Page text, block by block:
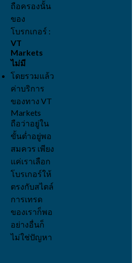
ถือครองนั้น
ของ
โบรกเกอร์ :
VT
Markets
ไม่มี
โดยรวมแล้ว
ค่าบริการ
ของทาง VT
Markets
ถือว่าอยู่ใน
ขั้นต่ำอยู่พอ
สมควร เพียง
แค่เราเลือก
โบรเกอร์ให้
ตรงกับสไตล์
การเทรด
ของเราก็พอ
อย่างอื่นก็
ไม่ใช่ปัญหา